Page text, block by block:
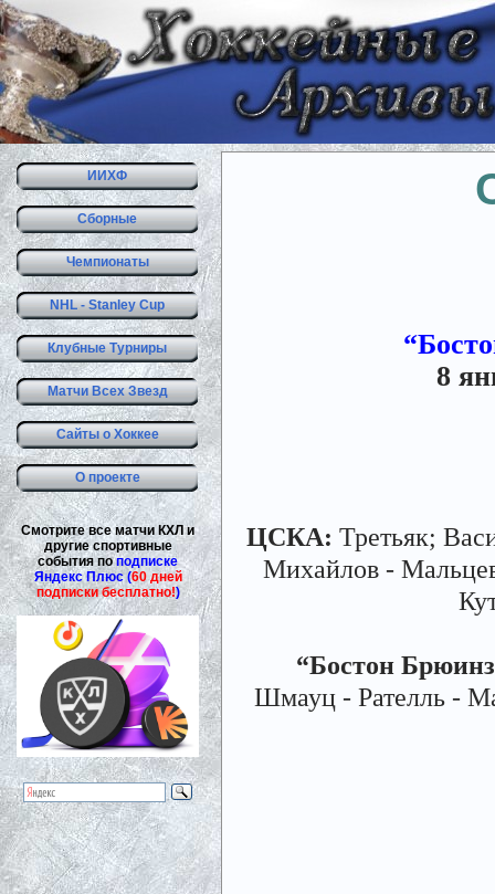
ИИХФ
Сборные
Чемпионаты
NHL - Stanley Cup
Клубные Турниры
Матчи Всех Звезд
Сайты о Хоккее
О проекте
Смотрите все матчи КХЛ и
другие спортивные
события поподписке
Яндекс Плюс (60 дней
подписки бесплатно!)
8
ЦСКА: Третьяк;
Михайлов -
“Бостон
Шмауц - Рателль -